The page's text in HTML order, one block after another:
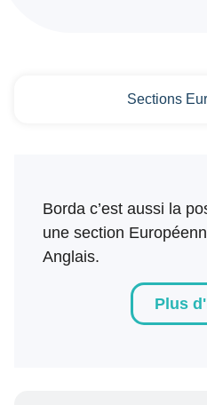
Sections
Borda c’est aussi la
une section
Anglais.
Plus